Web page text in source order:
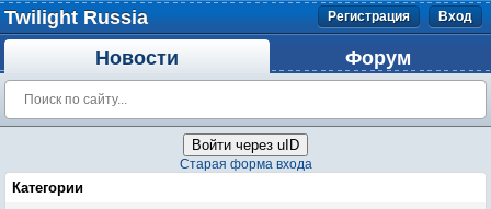
Twilight Russia Регистрация Вход
Новости Форум
Войти через uID
Старая форма входа
Категории